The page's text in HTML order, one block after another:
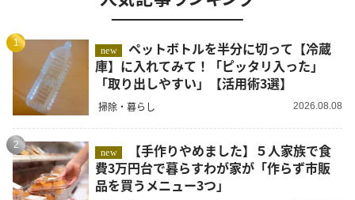
1
new
ペットボトルを半分に切って【冷蔵
庫】に入れてみて！「ピッタリ入った」
「取り出しやすい」【活用術3選】
掃除・暮らし 2026.08.08
2
new
費3万円台で暮らすわが家が「作らず市販
品を買うメニュー3つ」